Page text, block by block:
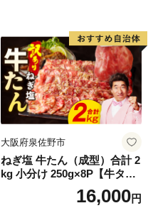
大阪府泉佐野市
ねぎ塩 牛たん（成型）合計 2
kg 小分け 250g×8P【牛タン
牛肉 焼肉用 薄切り 訳あり サ
16,000円